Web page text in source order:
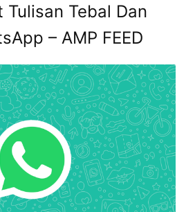
Tulisan Tebal Dan
– AMP FEED